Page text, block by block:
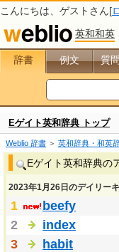
こんにちは、 ゲスト さん[
英和和英
辞書 例文 質
Eゲイト英和辞典 トップ
Weblio 辞書 ＞ 英和辞典・和英
Eゲイト英和辞典の
2023年1月26日のデイリー
1
beefy
2
index
3
habit